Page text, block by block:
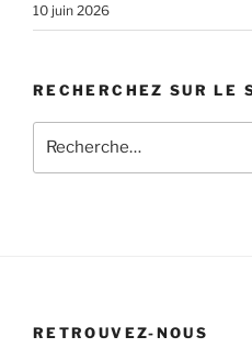
10 juin 2026
RECHERCHEZ SUR LE
pour
RETROUVEZ-NOUS